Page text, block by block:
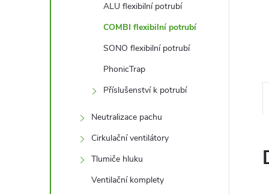
ALU flexibilní potrubí
COMBI flexibilní potrubí
SONO flexibilní potrubí
PhonicTrap
Příslušenství k potrubí
Neutralizace pachu
Cirkulační ventilátory
Tlumiče hluku
Ventilační komplety